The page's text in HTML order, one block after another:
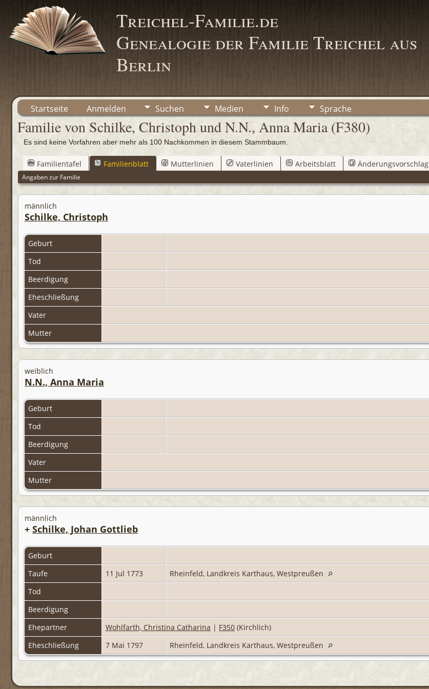
Treichel-Familie.de
Genealogie der Familie Treichel aus
Berlin
Startseite Anmelden Suchen Medien Info Sprache
Familie von Schilke, Christoph und N.N., Anna Maria (F380)
Es sind keine Vorfahren aber mehr als 100 Nachkommen in diesem Stammbaum.
Familientafel Familienblatt Mutterlinien Vaterlinien Arbeitsblatt Änderungsvorschlag
Angaben zur Familie
männlich
Schilke, Christoph
Geburt
Tod
Beerdigung
Eheschließung
Vater
Mutter
weiblich
N.N., Anna Maria
Geburt
Tod
Beerdigung
Vater
Mutter
männlich
+ Schilke, Johan Gottlieb
Geburt
Taufe
11 Jul 1773
Rheinfeld, Landkreis Karthaus, Westpreußen
Tod
Beerdigung
Ehepartner
Wohlfarth, Christina Catharina | F350 (Kirchlich)
Eheschließung
7 Mai 1797 Rheinfeld, Landkreis Karthaus, Westpreußen